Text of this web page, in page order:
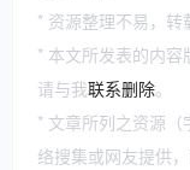
* 资源整理不易，转
* 本文所发表的内容
请与我联系删除。
* 文章所列之资源
络搜集或网友提供